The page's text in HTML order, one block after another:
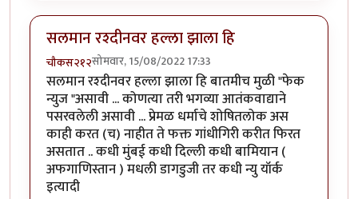
सलमान रश्दीनवर हल्ला झाला हि
चौकस२१२सोमवार, 15/08/2022 17:33
सलमान रश्दीनवर हल्ला झाला हि बातमीच मुळी "फेक
न्युज "असावी ... कोणत्या तरी भगव्या आतंकवाद्याने
पसरवलेली असावी ... प्रेमळ धर्माचे शोषितलोक अस
काही करत (च) नाहीत ते फक्त गांधीगिरी करीत फिरत
असतात .. कधी मुंबई कधी दिल्ली कधी बामियान (
अफगाणिस्तान ) मधली डागडुजी तर कधी न्यु यॉर्क
इत्यादी